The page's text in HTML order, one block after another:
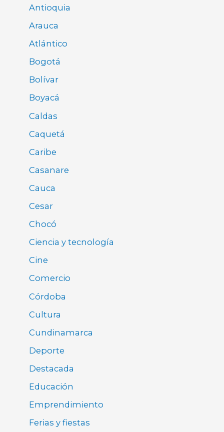
Antioquia
Arauca
Atlántico
Bogotá
Bolívar
Boyacá
Caldas
Caquetá
Caribe
Casanare
Cauca
Cesar
Chocó
Ciencia y tecnología
Cine
Comercio
Córdoba
Cultura
Cundinamarca
Deporte
Destacada
Educación
Emprendimiento
Ferias y fiestas